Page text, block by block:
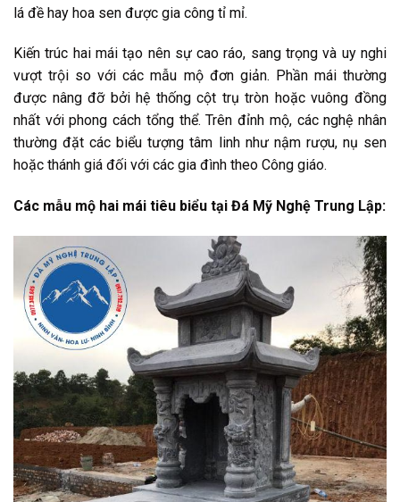
lá đề hay hoa sen được gia công tỉ mỉ.
Kiến trúc hai mái tạo nên sự cao ráo, sang trọng và uy nghi
vượt trội so với các mẫu mộ đơn giản. Phần mái thường
được nâng đỡ bởi hệ thống cột trụ tròn hoặc vuông đồng
nhất với phong cách tổng thể. Trên đỉnh mộ, các nghệ nhân
thường đặt các biểu tượng tâm linh như nậm rượu, nụ sen
hoặc thánh giá đối với các gia đình theo Công giáo.
Các mẫu mộ hai mái tiêu biểu tại Đá Mỹ Nghệ Trung Lập: